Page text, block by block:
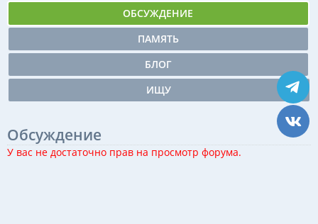
ОБСУЖДЕНИЕ
ПАМЯТЬ
БЛОГ
ИЩУ
Обсуждение
У вас не достаточно прав на просмотр форума.